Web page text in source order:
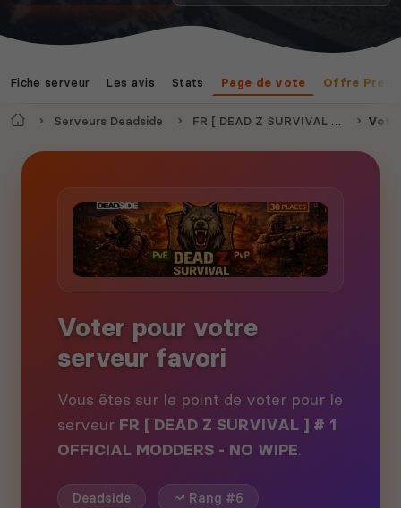
Fiche serveur Les avis Stats Page de vote Offre
AccueilServeurs Deadside FR [ DEAD Z SURVIVAL ] # 1 OFFICIAL MODDERS - NO WIPE
Voter pour votre
serveur favori
Vous êtes sur le point de voter pour le
serveur FR [ DEAD Z SURVIVAL ] # 1
OFFICIAL MODDERS - NO WIPE.
Deadside Rang #6